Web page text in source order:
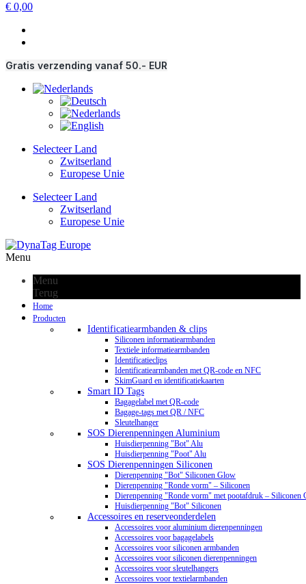
€ 0,00
Gratis verzending vanaf 50.- EUR
Selecteer Land
Zwitserland
Europese Unie
Selecteer Land
Zwitserland
Europese Unie
Menu
Menu
Terug
Home
Producten
Identificatiearmbanden & clips
Siliconen informatiearmbanden
Textiele informatiearmbanden
Identificatieclips
Identificatiearmbanden met QR-code en NFC
SkimGuard en identificatiekaarten
Smart ID Tags
Bagagelabel met QR-code
Bagage-tags met QR / NFC
Sleutelhanger
SOS Dierenpenningen Aluminium
Huisdierpenning "Bot" Alu
Huisdierpenning "Poot" Alu
SOS Dierenpenningen Siliconen
Dierenpenning "Bot" Siliconen Glow
Dierenpenning "Ronde vorm" – Siliconen
Dierenpenning "Ronde vorm" met pootafdruk – Siliconen
Huisdierpenning "Bot" Siliconen
Accessoires en reserveonderdelen
Accessoires voor aluminium dierenpenningen
Accessoires voor bagagelabels
Accessoires voor siliconen armbanden
Accessoires voor siliconen dierenpenningen
Accessoires voor sleutelhangers
Accessoires voor textielarmbanden